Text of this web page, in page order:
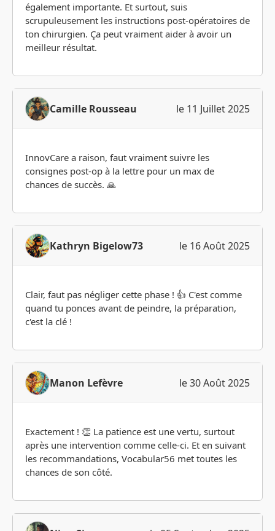
également importante. Et surtout, suis
scrupuleusement les instructions post-opératoires de
ton chirurgien. Ça peut vraiment aider à avoir un
meilleur résultat.
Camille Rousseau le 11 Juillet 2025
InnovCare a raison, faut vraiment suivre les
consignes post-op à la lettre pour un max de
chances de succès. 🙏
Kathryn Bigelow73 le 16 Août 2025
Clair, faut pas négliger cette phase ! 👍 C'est comme
quand tu ponces avant de peindre, la préparation,
c'est la clé !
Manon Lefèvre le 30 Août 2025
Exactement ! 👏 La patience est une vertu, surtout
après une intervention comme celle-ci. Et en suivant
les recommandations, Vocabular56 met toutes les
chances de son côté.